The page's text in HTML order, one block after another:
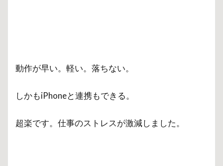
動作が早い。軽い。落ちない。
しかもiPhoneと連携もできる。
超楽です。仕事のストレスが激減しました。